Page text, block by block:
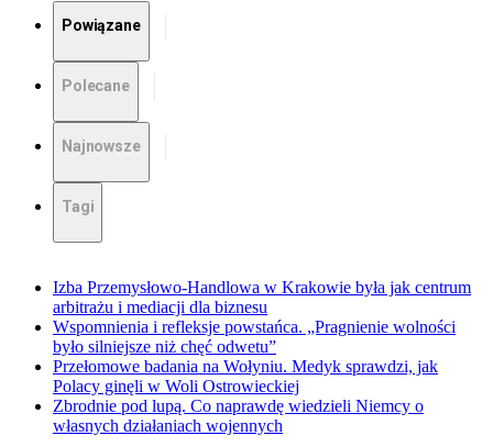
Powiązane
Polecane
Najnowsze
Tagi
Izba Przemysłowo-Handlowa w Krakowie była jak centrum
arbitrażu i mediacji dla biznesu
Wspomnienia i refleksje powstańca. „Pragnienie wolności
było silniejsze niż chęć odwetu”
Przełomowe badania na Wołyniu. Medyk sprawdzi, jak
Polacy ginęli w Woli Ostrowieckiej
Zbrodnie pod lupą. Co naprawdę wiedzieli Niemcy o
własnych działaniach wojennych